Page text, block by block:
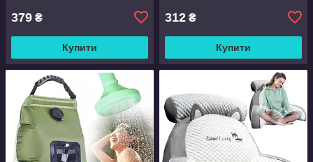
379 ₴
Купити
312 ₴
Купити